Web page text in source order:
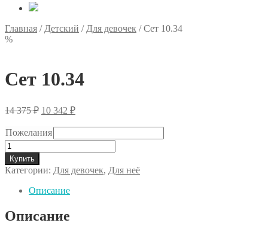
Главная / Детский / Для девочек /Сет 10.34
%
Сет 10.34
14 375₽ Первоначальная
составляла
14
375 ₽.
10 342 ₽Текущая
10
342 ₽.
Пожелания
Количество
товара
Сет
10.34
Купить
Категории: Для девочек, Для неё
Описание
Описание